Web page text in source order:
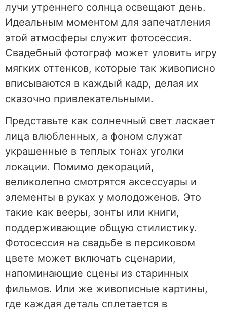
лучи утреннего солнца освещают день.
Идеальным моментом для запечатления
этой атмосферы служит фотосессия.
Свадебный фотограф может уловить игру
мягких оттенков, которые так живописно
вписываются в каждый кадр, делая их
сказочно привлекательными.
Представьте как солнечный свет ласкает
лица влюбленных, а фоном служат
украшенные в теплых тонах уголки
локации. Помимо декораций,
великолепно смотрятся аксессуары и
элементы в руках у молодоженов. Это
такие как вееры, зонты или книги,
поддерживающие общую стилистику.
Фотосессия на свадьбе в персиковом
цвете может включать сценарии,
напоминающие сцены из старинных
фильмов. Или же живописные картины,
где каждая деталь сплетается в